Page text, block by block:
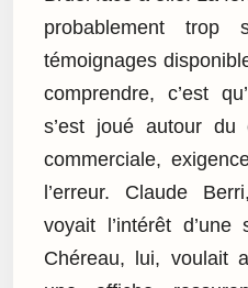
probablement
témoignages
comprendre, c’est
s’est joué autour du
commerciale,
l’erreur. Claude
voyait l’intérêt
Chéreau, lui, voulait